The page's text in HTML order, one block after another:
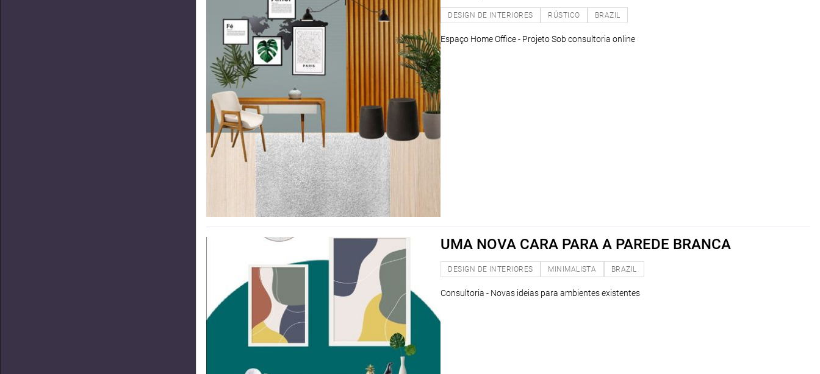
DESIGN DE INTERIORES RÚSTICO BRAZIL
Espaço Home Office - Projeto Sob consultoria online
UMA NOVA CARA PARA A PAREDE BRANCA
DESIGN DE INTERIORES MINIMALISTA BRAZIL
Consultoria - Novas ideias para ambientes existentes